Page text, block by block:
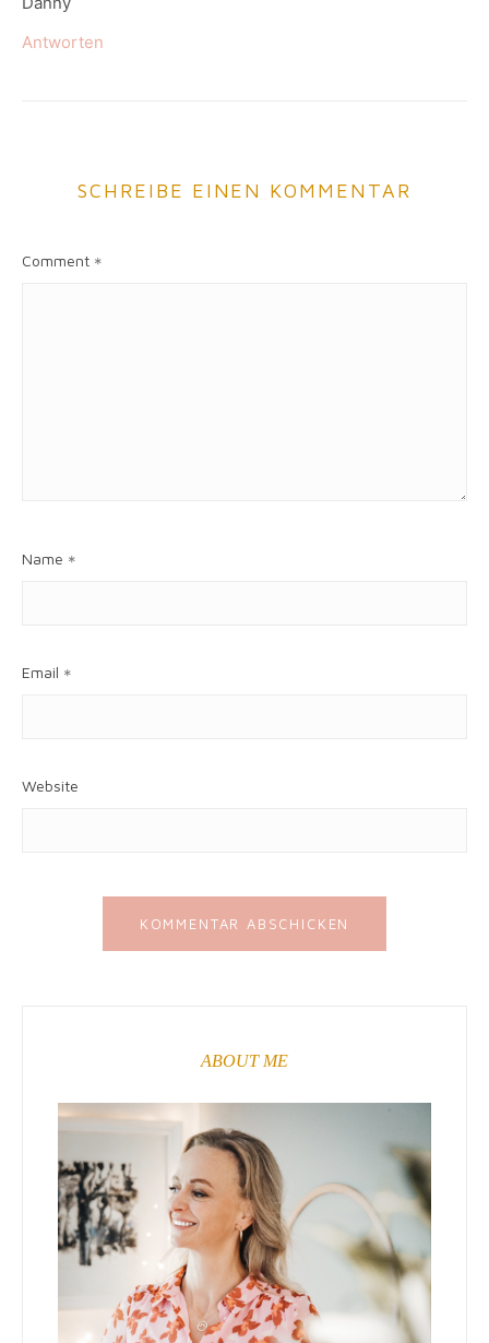
Antworten
SCHREIBE EINEN KOMMENTAR
Comment *
Name *
Email *
Website
ABOUT ME